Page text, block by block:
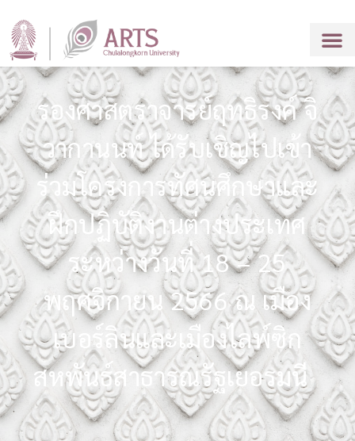
รองศาสตราจารย์ฤทธิรงค์ จิ
วากานนท์ ได้รับเชิญไปเข้า
ร่วมโครงการทัศนศึกษาและ
ฝึกปฏิบัติงานต่างประเทศ
ระหว่างวันที่ 18 – 25
พฤศจิกายน 2566 ณ เมือง
เบอร์ลินและเมืองไลพ์ซิก
สหพันธ์สาธารณรัฐเยอรมนี